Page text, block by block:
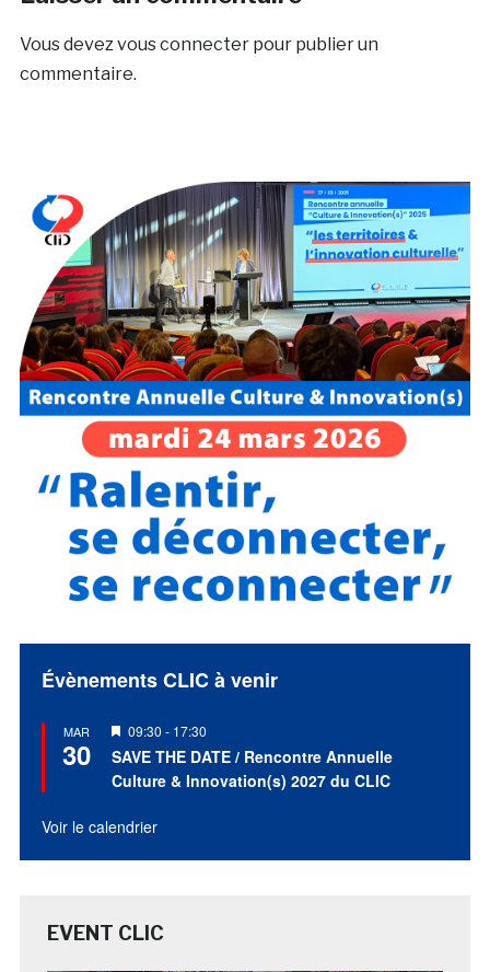
Vous devezvous connecterpour publier un
commentaire.
Évènements CLIC à venir
MAR
30
Mis
en
avant
09:30 - 17:30
SAVE THE DATE / Rencontre Annuelle
Culture & Innovation(s) 2027 du CLIC
Voir le calendrier
EVENT CLIC